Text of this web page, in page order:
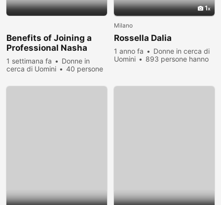
Benefits of Joining a
Professional Nasha
Mukti Kendra
1 settimana fa
Donne in
cerca di Uomini
40 persone
1
Milano
Rossella Dalia
1 anno fa
Donne in cerca di
Uomini
893 persone hanno